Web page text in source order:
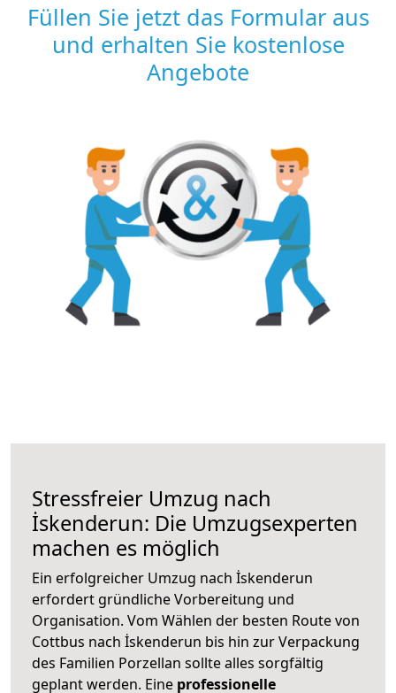
Füllen Sie jetzt das Formular aus
und erhalten Sie kostenlose
Angebote
Stressfreier Umzug nach
İskenderun: Die Umzugsexperten
machen es möglich
Ein erfolgreicher Umzug nach İskenderun
erfordert gründliche Vorbereitung und
Organisation. Vom Wählen der besten Route von
Cottbus nach İskenderun bis hin zur Verpackung
des Familien Porzellan sollte alles sorgfältig
geplant werden. Eine professionelle